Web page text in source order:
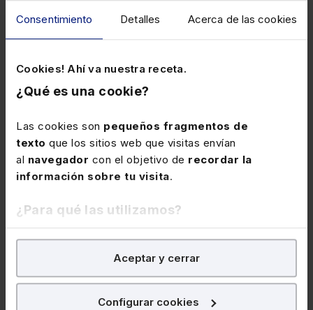
Consentimiento Detalles Acerca de las cookies
Cookies! Ahí va nuestra receta.
¿Qué es una cookie?
Las cookies son pequeños fragmentos de
texto que los sitios web que visitas envían
al navegador con el objetivo de recordar la
información sobre tu visita.
¿Para qué las utilizamos?
En Lefebvre utilizamos las cookies confines
para tratar demejorar tu experiencia
nuestra página web. También con fines publicitarios,
Aceptar y cerrar
Configurar cookies
43,00€ -10%
38,70€
281,00€